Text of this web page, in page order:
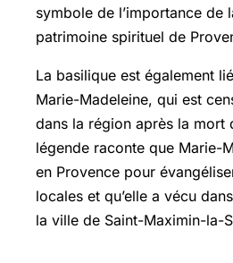
symbole de l’importance de
patrimoine spirituel de
La basilique est également
Marie-Madeleine, qui est
dans la région après la mort
légende raconte que Marie-
en Provence pour
locales et qu’elle a vécu
la ville de Saint-Maximin-la-